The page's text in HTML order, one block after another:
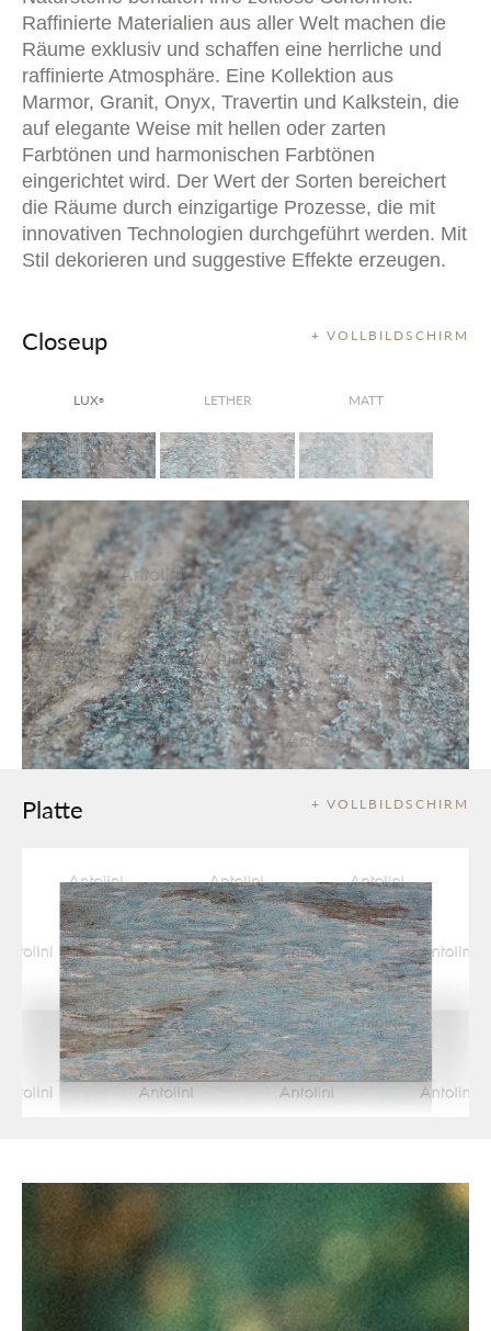
Raffinierte Materialien aus aller Welt machen die
Räume exklusiv und schaffen eine herrliche und
raffinierte Atmosphäre. Eine Kollektion aus
Marmor, Granit, Onyx, Travertin und Kalkstein, die
auf elegante Weise mit hellen oder zarten
Farbtönen und harmonischen Farbtönen
eingerichtet wird. Der Wert der Sorten bereichert
die Räume durch einzigartige Prozesse, die mit
innovativen Technologien durchgeführt werden. Mit
Stil dekorieren und suggestive Effekte erzeugen.
+ VOLLBILDSCHIRM
Closeup
LUX® LETHER MATT
+ VOLLBILDSCHIRM
Platte